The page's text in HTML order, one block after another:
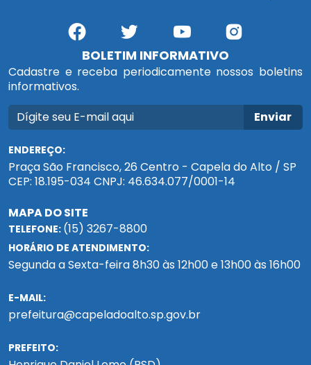
BOLETIM INFORMATIVO
Cadastre e receba periodicamente nossos boletins
informativos.
Enviar
ENDEREÇO:
Praça São Francisco, 26 Centro - Capela do Alto / SP
CEP: 18.195-034 CNPJ: 46.634.077/0001-14
MAPA DO SITE
TELEFONE: (15) 3267-8800
HORÁRIO DE ATENDIMENTO:
Segunda a Sexta-feira 8h30 às 12h00 e 13h00 às 16h00
E-MAIL:
prefeitura@capeladoalto.sp.gov.br
PREFEITO: